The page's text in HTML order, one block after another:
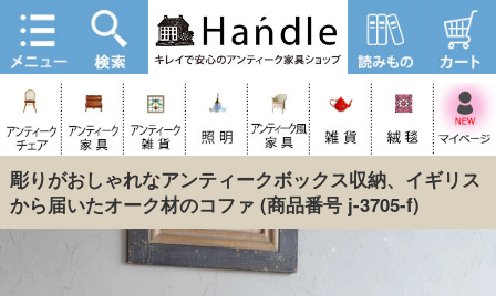
彫りがおしゃれなアンティークボックス収納、イギリス
から届いたオーク材のコファ (商品番号 j-3705-f)